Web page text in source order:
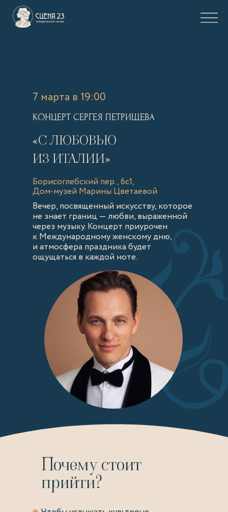
«С ЛЮБОВЬЮ
ИЗ ИТАЛИИ»
7 марта в 19:00
Борисоглебский пер., 6с1,
Дом-музей Марины Цветаевой
Вечер, посвященный искусству, которое
не знает границ — любви, выраженной
через музыку. Концерт приурочен
к Международному женскому дню,
и атмосфера праздника будет
ощущаться в каждой ноте.
КОНЦЕРТ СЕРГЕЯ ПЕТРИЩЕВА
Почему стоит
прийти?